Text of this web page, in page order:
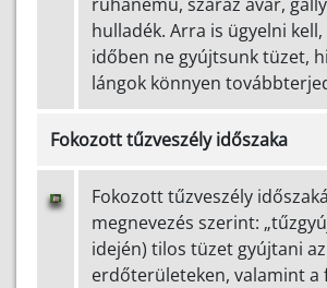
hulladék. Arra is ügyelni kell,
időben ne gyújtsunk tüzet,
lángok könnyen
Fokozott tűzveszély időszaka
Fokozott tűzveszély
megnevezés szerint:
idején) tilos tüzet gyújtani az
erdőterületeken, valamint a